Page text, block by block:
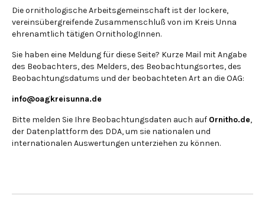
Die ornithologische Arbeitsgemeinschaft ist der lockere,
vereinsübergreifende Zusammenschluß von im Kreis Unna
ehrenamtlich tätigen OrnithologInnen.
Sie haben eine Meldung für diese Seite? Kurze Mail mit Angabe
des Beobachters, des Melders, des Beobachtungsortes, des
Beobachtungsdatums und der beobachteten Art an die OAG:
info@oagkreisunna.de
Bitte melden Sie Ihre Beobachtungsdaten auch auf Ornitho.de,
der Datenplattform des DDA, um sie nationalen und
internationalen Auswertungen unterziehen zu können.